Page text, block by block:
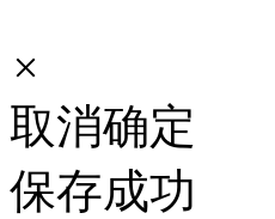
×
取消确定
保存成功